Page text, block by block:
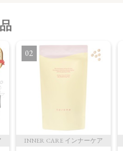
2
INNER CARE インナーケア